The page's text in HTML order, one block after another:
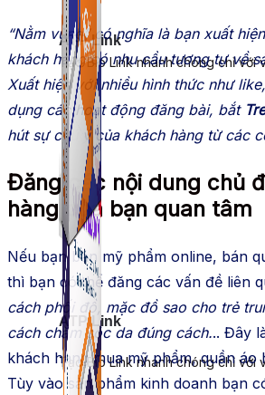
ATP Link
Tạo Bio Link nhanh chóng chỉ với
ATP Link
Tạo Bio Link nhanh chóng chỉ với
“Nằm vùng” có nghĩa là bạn xuất
khách hàng có nhu cầu tương tự về
Xuất hiện với nhiều hình thức như
dụng các hoạt động đăng bài, bắt
hút sự chú ý của khách hàng từ các
Đăng các nội dung chủ
hàng của bạn quan tâm
Nếu bạn bán mỹ phẩm online, bán
thì bạn có thể đăng các vấn đề liên
cách phối đồ, mặc đồ sao cho trẻ
cách chăm sóc da đúng cách... Đây
khách hàng mua mỹ phẩm, quần áo
Tùy vào sản phẩm kinh doanh bạn